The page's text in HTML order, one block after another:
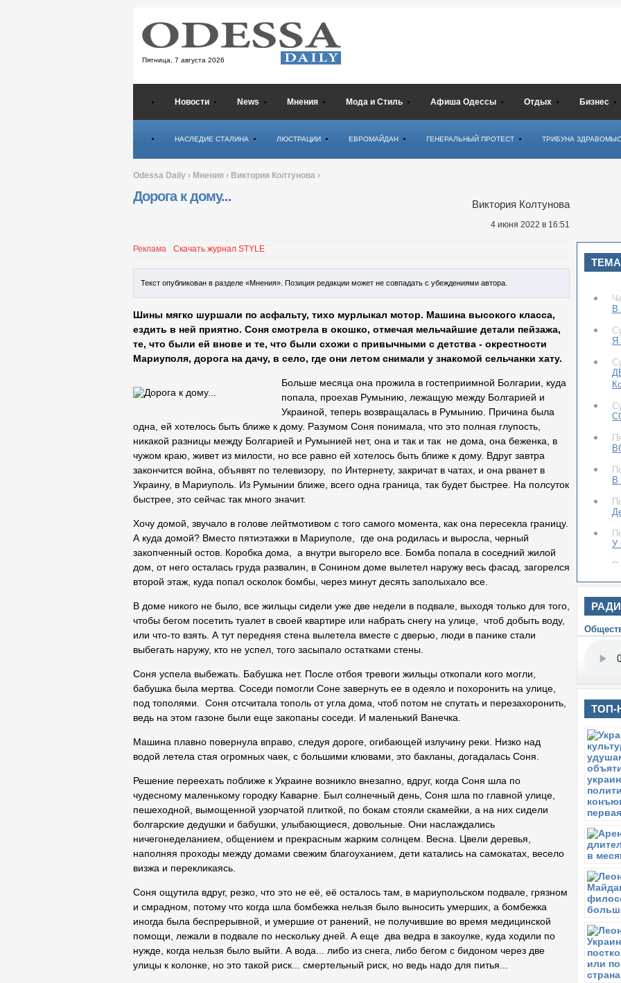
Пятница, 7 августа 2026
Новости News Мнения Мода и Стиль Афиша Одессы Отдых Бизнес
НАСЛЕДИЕ СТАЛИНА ЛЮСТРАЦИИ ЕВРОМАЙДАН ГЕНЕРАЛЬНЫЙ ПРОТЕСТ ТРИБУНА
Odessa Daily › Мнения › Виктория Колтунова ›
Дорога к дому...
Виктория Колтунова
4 июня 2022 в 16:51
Реклама Скачать журнал STYLE
Текст опубликован в разделе «Мнения». Позиция редакции может не совпадать с убеждениями автора.
Шины мягко шуршали по асфальту, тихо мурлыкал мотор. Машина высокого класса,
ездить в ней приятно. Соня смотрела в окошко, отмечая мельчайшие детали пейзажа,
те, что были ей внове и те, что были схожи с привычными с детства - окрестности
Мариуполя, дорога на дачу, в село, где они летом снимали у знакомой сельчанки хату.
Больше месяца она прожила в гостеприимной Болгарии, куда
попала, проехав Румынию, лежащую между Болгарией и
Украиной, теперь возвращалась в Румынию. Причина была
одна, ей хотелось быть ближе к дому. Разумом Соня понимала, что это полная глупость,
никакой разницы между Болгарией и Румынией нет, она и так и так не дома, она беженка, в
чужом краю, живет из милости, но все равно ей хотелось быть ближе к дому. Вдруг завтра
закончится война, объявят по телевизору, по Интернету, закричат в чатах, и она рванет в
Украину, в Мариуполь. Из Румынии ближе, всего одна граница, так будет быстрее. На полсуток
быстрее, это сейчас так много значит.
Хочу домой, звучало в голове лейтмотивом с того самого момента, как она пересекла границу.
А куда домой? Вместо пятиэтажки в Мариуполе, где она родилась и выросла, черный
закопченный остов. Коробка дома, а внутри выгорело все. Бомба попала в соседний жилой
дом, от него осталась груда развалин, в Сонином доме вылетел наружу весь фасад, загорелся
второй этаж, куда попал осколок бомбы, через минут десять заполыхало все.
В доме никого не было, все жильцы сидели уже две недели в подвале, выходя только для того,
чтобы бегом посетить туалет в своей квартире или набрать снегу на улице, чтоб добыть воду,
или что-то взять. А тут передняя стена вылетела вместе с дверью, люди в панике стали
выбегать наружу, кто не успел, того засыпало остатками стены.
Соня успела выбежать. Бабушка нет. После отбоя тревоги жильцы откопали кого могли,
бабушка была мертва. Соседи помогли Соне завернуть ее в одеяло и похоронить на улице,
под тополями. Соня отсчитала тополь от угла дома, чтоб потом не спутать и перезахоронить,
ведь на этом газоне были еще закопаны соседи. И маленький Ванечка.
Машина плавно повернула вправо, следуя дороге, огибающей излучину реки. Низко над
водой летела стая огромных чаек, с большими клювами, это бакланы, догадалась Соня.
Решение переехать поближе к Украине возникло внезапно, вдруг, когда Соня шла по
чудесному маленькому городку Каварне. Был солнечный день, Соня шла по главной улице,
пешеходной, вымощенной узорчатой плиткой, по бокам стояли скамейки, а на них сидели
болгарские дедушки и бабушки, улыбающиеся, довольные. Они наслаждались
ничегонеделанием, общением и прекрасным жарким солнцем. Весна. Цвели деревья,
наполняя проходы между домами свежим благоуханием, дети катались на самокатах, весело
визжа и перекликаясь.
Соня ощутила вдруг, резко, что это не её, её осталось там, в мариупольском подвале, грязном
и смрадном, потому что когда шла бомбежка нельзя было выносить умерших, а бомбежка
иногда была беспрерывной, и умершие от ранений, не получившие во время медицинской
помощи, лежали в подвале по нескольку дней. А еще два ведра в закоулке, куда ходили по
нужде, когда нельзя было выйти. А вода... либо из снега, либо бегом с бидоном через две
улицы к колонке, но это такой риск... смертельный риск, но ведь надо для питья...
Я
В
У
В
У
О
ТОП-